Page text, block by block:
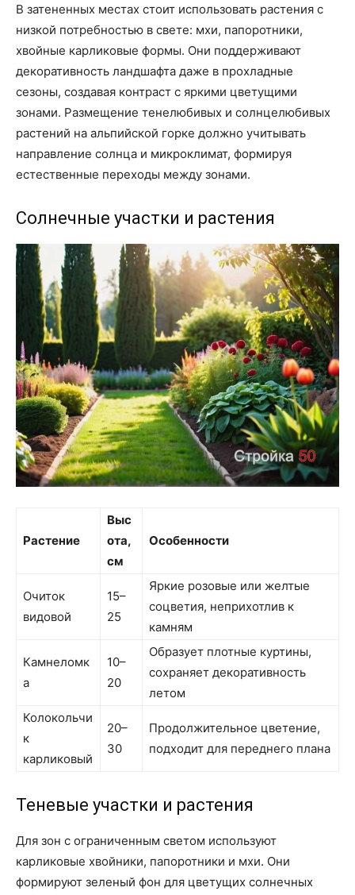
В затененных местах стоит использовать растения с
низкой потребностью в свете: мхи, папоротники,
хвойные карликовые формы. Они поддерживают
декоративность ландшафта даже в прохладные
сезоны, создавая контраст с яркими цветущими
зонами. Размещение тенелюбивых и солнцелюбивых
растений на альпийской горке должно учитывать
направление солнца и микроклимат, формируя
естественные переходы между зонами.
Солнечные участки и растения
Растение
Выс
ота,
см
Особенности
Очиток
видовой
15–
25
Яркие розовые или желтые
соцветия, неприхотлив к
камням
Камнеломк
а
10–
20
Образует плотные куртины,
сохраняет декоративность
летом
Колокольчи
к
карликовый
20–
30
Продолжительное цветение,
подходит для переднего плана
Теневые участки и растения
Для зон с ограниченным светом используют
карликовые хвойники, папоротники и мхи. Они
формируют зеленый фон для цветущих солнечных